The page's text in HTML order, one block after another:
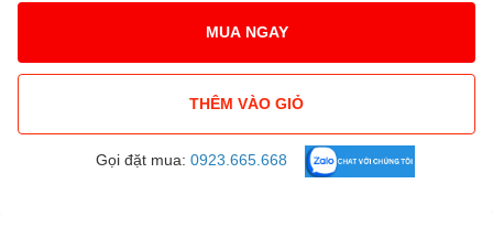
MUA NGAY
THÊM VÀO GIỎ
Gọi đặt mua: 0923.665.668